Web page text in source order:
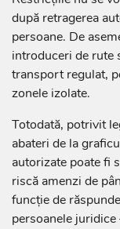
după retragerea
persoane. De
introduceri de rute
transport regulat,
zonele izolate.
Totodată, potrivit
abateri de la
autorizate poate fi
riscă amenzi de
funcție de
persoanele